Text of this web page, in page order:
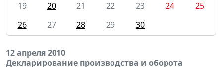
19
20 21 22 23 24
25
26
27 28 29 30
12 апреля 2010
Декларирование производства и оборота